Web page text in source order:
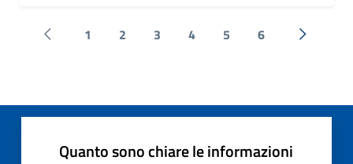
Pagina precedente
1 2 3 4 5 6
Quanto sono chiare le informazioni